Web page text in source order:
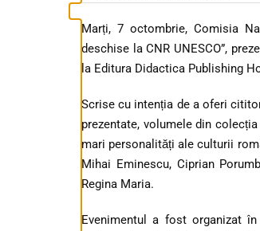
Marți, 7 octombrie, Comisia
deschise la CNR UNESCO”,
la Editura Didactica Publishing
Scrise cu intenția de a oferi
prezentate, volumele din colecția
mari personalități ale culturii
Mihai Eminescu, Ciprian
Regina Maria.
Evenimentul a fost organizat